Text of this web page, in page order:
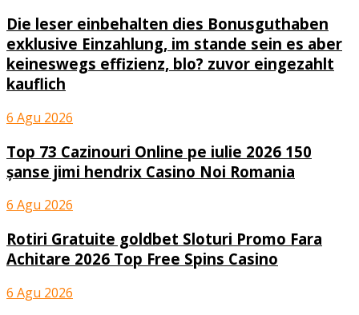
Die leser einbehalten dies Bonusguthaben
exklusive Einzahlung, im stande sein es aber
keineswegs effizienz, blo? zuvor eingezahlt
kauflich
6 Agu 2026
Top 73 Cazinouri Online pe iulie 2026 150
șanse jimi hendrix Casino Noi Romania
6 Agu 2026
Rotiri Gratuite goldbet Sloturi Promo Fara
Achitare 2026 Top Free Spins Casino
6 Agu 2026